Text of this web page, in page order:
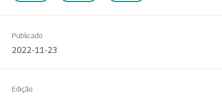
Publicado
2022-11-23
Edição